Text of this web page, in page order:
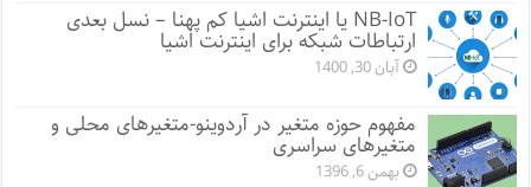
NB-IoT یا اینترنت اشیا کم پهنا – نسل بعدی
ارتباطات شبکه برای اینترنت اشیا
آبان 30, 1400
مفهوم حوزه متغیر در آردوینو-متغیرهای محلی و
متغیرهای سراسری
بهمن 6, 1396